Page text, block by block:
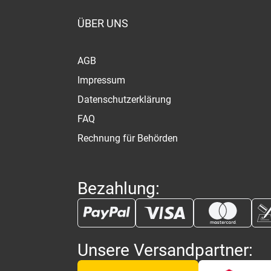
ÜBER UNS
AGB
Impressum
Datenschutzerklärung
FAQ
Rechnung für Behörden
Bezahlung:
Unsere Versandpartner: